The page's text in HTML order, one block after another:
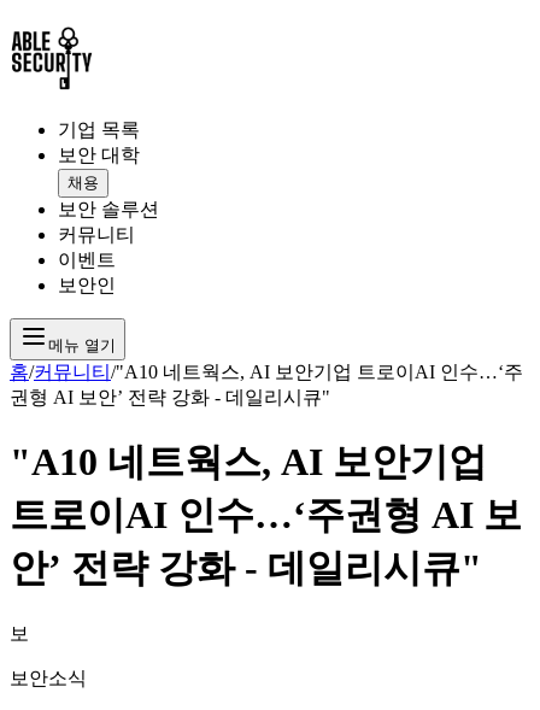
기업 목록
보안 대학
채용
보안 솔루션
커뮤니티
이벤트
보안인
메뉴 열기
홈/커뮤니티 /"A10 네트웍스, AI 보안기업 트로이AI 인수…‘주
권형 AI 보안’ 전략 강화 - 데일리시큐"
"A10 네트웍스, AI 보안기업
트로이AI 인수…‘주권형 AI 보
안’ 전략 강화 - 데일리시큐"
보
보안소식